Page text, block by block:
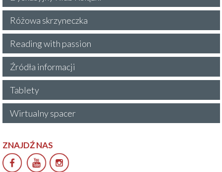
Różowa skrzyneczka
Reading with passion
Źródła informacji
Tablety
Wirtualny spacer
ZNAJDŹ NAS